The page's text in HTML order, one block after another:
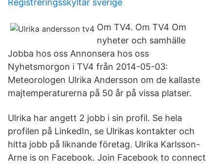
Registreringsskyltar sverige
Om TV4. Om TV4 Om
nyheter och samhälle
Jobba hos oss Annonsera hos oss
Nyhetsmorgon i TV4 från 2014-05-03:
Meteorologen Ulrika Andersson om de kallaste
majtemperaturerna på 50 år på vissa platser.
Ulrika har angett 2 jobb i sin profil. Se hela
profilen på LinkedIn, se Ulrikas kontakter och
hitta jobb på liknande företag. Ulrika Karlsson-
Arne is on Facebook. Join Facebook to connect